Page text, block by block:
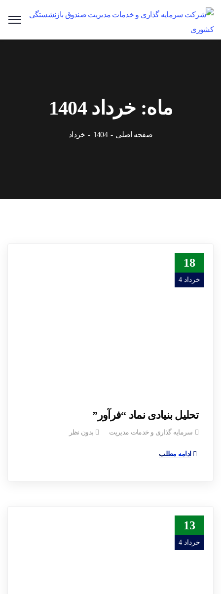
ماه: خرداد 1404
صفحه اصلی 1404 خرداد
18
خرداد 4
تحلیل بنیادی نماد “فرآور”
سرمایه گذاری و خدمات مدیریت بدون نظر
ادامه مطلب
13
خرداد 4